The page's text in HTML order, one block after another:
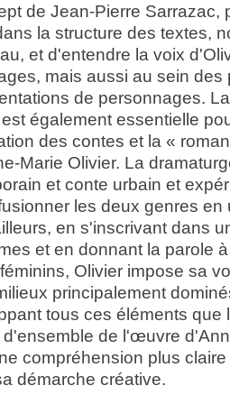
de Jean-Pierre Sarrazac,
la structure des textes,
et d'entendre la voix
mais aussi au sein des
de personnages.
également essentielle
des contes et la «
Marie Olivier. La
et conte urbain et
les deux genres en
en s'inscrivant dans
et en donnant la parole
Olivier impose sa
principalement
tous ces éléments que
de l'œuvre
compréhension plus
démarche créative.